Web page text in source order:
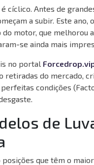
cíclico. Antes de
a subir. Este ano, o
do motor, que melhorou
se ainda mais
no portal
retiradas do mercado,
condições
de
posições que têm o